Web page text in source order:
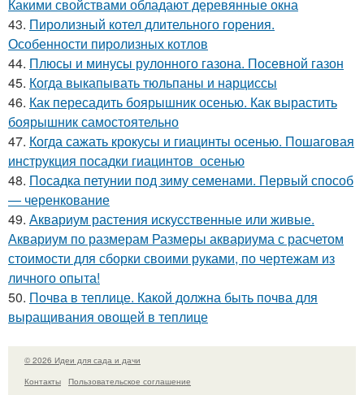
Какими свойствами обладают деревянные окна
43. Пиролизный котел длительного горения.
Особенности пиролизных котлов
44. Плюсы и минусы рулонного газона. Посевной газон
45. Когда выкапывать тюльпаны и нарциссы
46. Как пересадить боярышник осенью. Как вырастить
боярышник самостоятельно
47. Когда сажать крокусы и гиацинты осенью. Пошаговая
инструкция посадки гиацинтов осенью
48. Посадка петунии под зиму семенами. Первый способ
— черенкование
49. Аквариум растения искусственные или живые.
Аквариум по размерам Размеры аквариума с расчетом
стоимости для сборки своими руками, по чертежам из
личного опыта!
50. Почва в теплице. Какой должна быть почва для
выращивания овощей в теплице
© 2026 Идеи для сада и дачи
Контакты
Пользовательское соглашение